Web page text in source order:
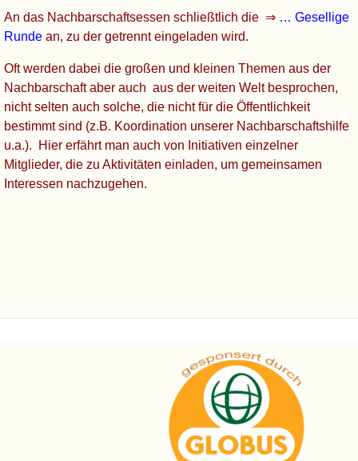
An das Nachbarschaftsessen schließtlich die ⇒ … Gesellige
Runde an, zu der getrennt eingeladen wird.
Oft werden dabei die großen und kleinen Themen aus der
Nachbarschaft aber auch aus der weiten Welt besprochen,
nicht selten auch solche, die nicht für die Öffentlichkeit
bestimmt sind (z.B. Koordination unserer Nachbarschaftshilfe
u.a.). Hier erfährt man auch von Initiativen einzelner
Mitglieder, die zu Aktivitäten einladen, um gemeinsamen
Interessen nachzugehen.